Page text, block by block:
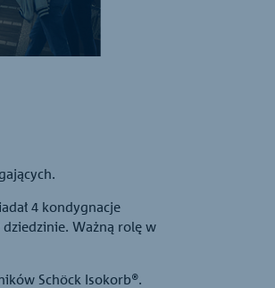
4 kondygnacje
dziedzinie. Ważną rolę w
Schöck Isokorb®.